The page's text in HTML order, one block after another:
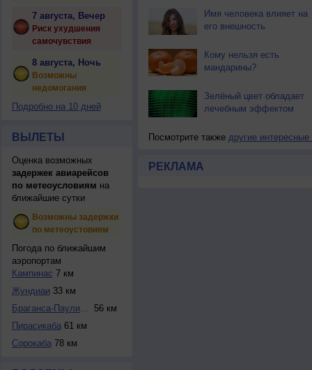
7 августа, Вечер
Риск ухудшения
самочувствия
8 августа, Ночь
Возможны
недомогания
Подробно на 10 дней
ВЫЛЕТЫ
Оценка возможных
задержек авиарейсов
по метеоусловиям на
ближайшие сутки
Возможны задержки
по метеоустовиям
Погода по ближайшим
аэропортам
Кампинас 7 км
Жундиаи 33 км
Браганса-Паулиста
56 км
Пирасикаба61 км
Сорокаба78 км
Имя человека влияет на
его внешность
Кому нельзя есть
мандарины?
Зелёный цвет обладает
лечебным эффектом
Посмотрите также другие интересные
РЕКЛАМА